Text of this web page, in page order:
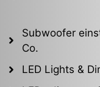
Subwoofer
Co.
LED Lights &